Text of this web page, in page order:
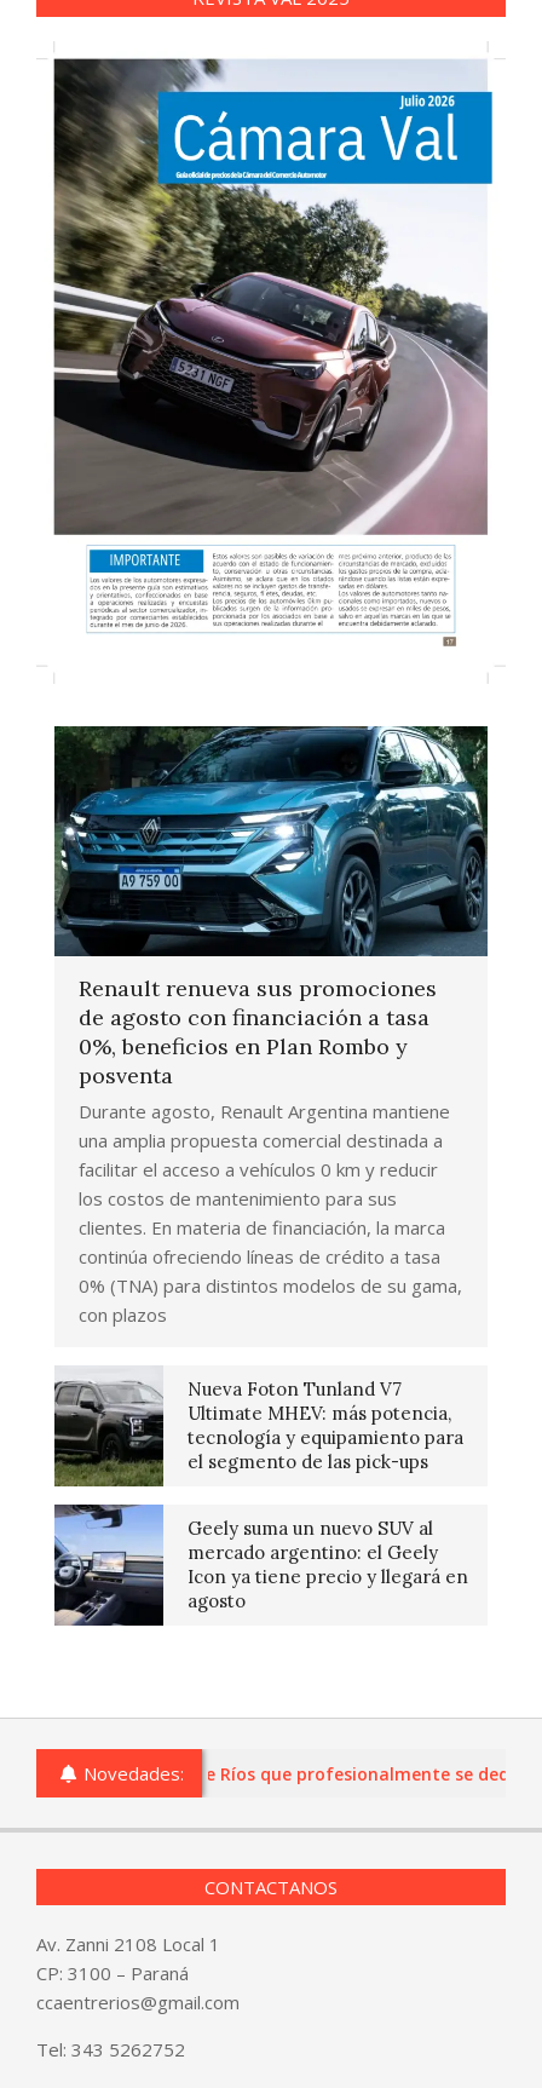
Renault renueva sus promociones
de agosto con financiación a tasa
0%, beneficios en Plan Rombo y
posventa
Durante agosto, Renault Argentina mantiene
una amplia propuesta comercial destinada a
facilitar el acceso a vehículos 0 km y reducir
los costos de mantenimiento para sus
clientes. En materia de financiación, la marca
continúa ofreciendo líneas de crédito a tasa
0% (TNA) para distintos modelos de su gama,
con plazos
Nueva Foton Tunland V7
Ultimate MHEV: más potencia,
tecnología y equipamiento para
el segmento de las pick-ups
Geely suma un nuevo SUV al
mercado argentino: el Geely
Icon ya tiene precio y llegará en
agosto
Novedades:
o comercios de Entre Ríos que profesionalmente se
CONTACTANOS
Av. Zanni 2108 Local 1
CP: 3100 – Paraná
ccaentrerios@gmail.com
Tel: 343 5262752